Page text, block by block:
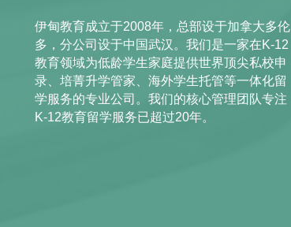
伊甸教育成立于2008年，总部设于加拿大多伦
多，分公司设于中国武汉。我们是一家在K-12
教育领域为低龄学生家庭提供世界顶尖私校申
录、培菁升学管家、海外学生托管等一体化留
学服务的专业公司。我们的核心管理团队专注
K-12教育留学服务已超过20年。